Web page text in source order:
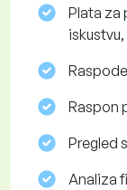
Plata za
Raspon
Pregled
Analiza